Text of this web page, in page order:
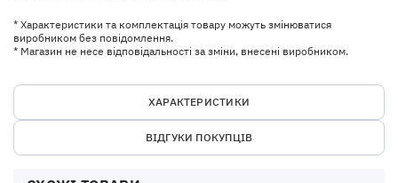
* Характеристики та комплектація товару можуть змінюватися
виробником без повідомлення.
* Магазин не несе відповідальності за зміни, внесені виробником.
ХАРАКТЕРИСТИКИ
ВІДГУКИ ПОКУПЦІВ